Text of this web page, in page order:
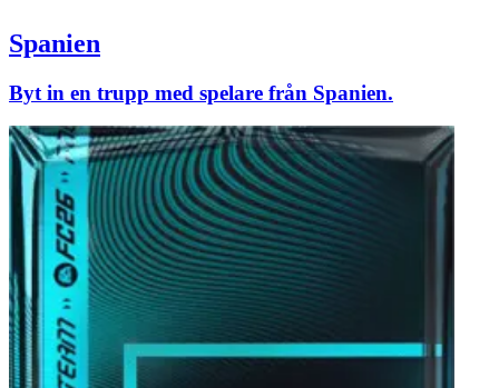
Spanien
Byt in en trupp med spelare från Spanien.